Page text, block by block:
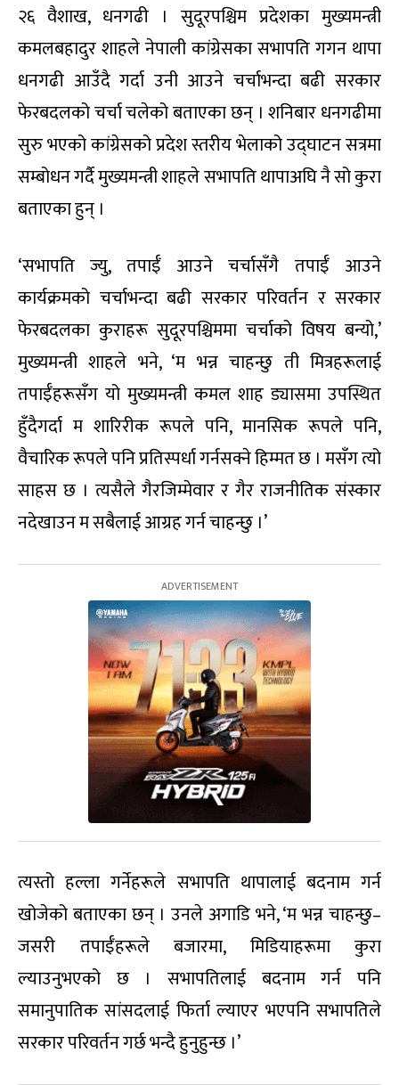
२६ वैशाख, धनगढी । सुदूरपश्चिम प्रदेशका मुख्यमन्त्री
कमलबहादुर शाहले नेपाली कांग्रेसका सभापति गगन थापा
धनगढी आउँदै गर्दा उनी आउने चर्चाभन्दा बढी सरकार
फेरबदलको चर्चा चलेको बताएका छन् । शनिबार धनगढीमा
सुरु भएको कांग्रेसको प्रदेश स्तरीय भेलाको उद्घाटन सत्रमा
सम्बोधन गर्दै मुख्यमन्त्री शाहले सभापति थापाअघि नै सो कुरा
बताएका हुन् ।
‘सभापति ज्यु, तपाईँ आउने चर्चासँगै तपाईँ आउने
कार्यक्रमको चर्चाभन्दा बढी सरकार परिवर्तन र सरकार
फेरबदलका कुराहरू सुदूरपश्चिममा चर्चाको विषय बन्यो,’
मुख्यमन्त्री शाहले भने, ‘म भन्न चाहन्छु ती मित्रहरूलाई
तपाईँहरूसँग यो मुख्यमन्त्री कमल शाह ड्यासमा उपस्थित
हुँदैगर्दा म शारिरीक रूपले पनि, मानसिक रूपले पनि,
वैचारिक रूपले पनि प्रतिस्पर्धा गर्नसक्ने हिम्मत छ । मसँग त्यो
साहस छ । त्यसैले गैरजिम्मेवार र गैर राजनीतिक संस्कार
नदेखाउन म सबैलाई आग्रह गर्न चाहन्छु ।’
त्यस्तो हल्ला गर्नेहरूले सभापति थापालाई बदनाम गर्न
खोजेको बताएका छन् । उनले अगाडि भने, ‘म भन्न चाहन्छु–
जसरी तपाईँहरूले बजारमा, मिडियाहरूमा कुरा
ल्याउनुभएको छ । सभापतिलाई बदनाम गर्न पनि
समानुपातिक सांसदलाई फिर्ता ल्याएर भएपनि सभापतिले
सरकार परिवर्तन गर्छ भन्दै हुनुहुन्छ ।’